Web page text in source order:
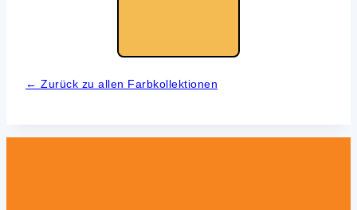
← Zurück zu allen Farb­kol­lek­tio­nen